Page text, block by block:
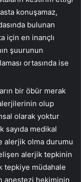
konuşamaz,
bulunan
için en inançlı
şuurunun
ortasında ise
bir öbür merak
olup
olarak yoktur
sayıda medikal
alerjik olma durumu
alerjik tepkinin
tepkiye müdahale
anestezi hekiminin